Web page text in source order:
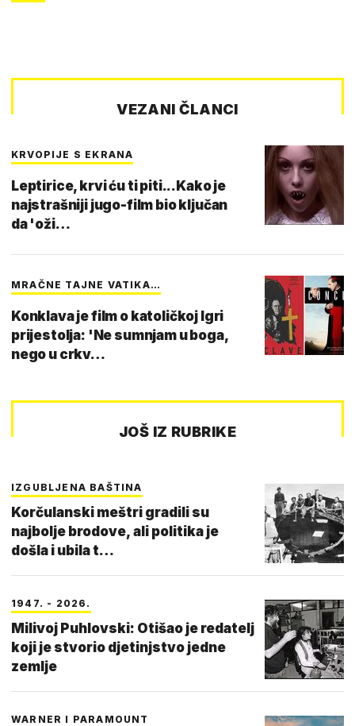
VEZANI ČLANCI
KRVOPIJE S EKRANA
Leptirice, krvi ću ti piti...Kako je
najstrašniji jugo-film bio ključan
da 'oži…
MRAČNE TAJNE VATIKA…
Konklava je film o katoličkoj Igri
prijestolja: 'Ne sumnjam u boga,
nego u crkv…
JOŠ IZ RUBRIKE
IZGUBLJENA BAŠTINA
Korčulanski meštri gradili su
najbolje brodove, ali politika je
došla i ubila t…
1947. - 2026.
Milivoj Puhlovski: Otišao je redatelj
koji je stvorio djetinjstvo jedne
zemlje
WARNER I PARAMOUNT